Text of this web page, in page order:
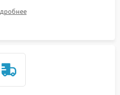
на наличие термических
или окислений.